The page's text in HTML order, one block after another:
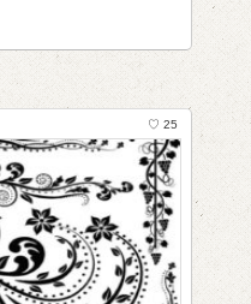
♡ 25